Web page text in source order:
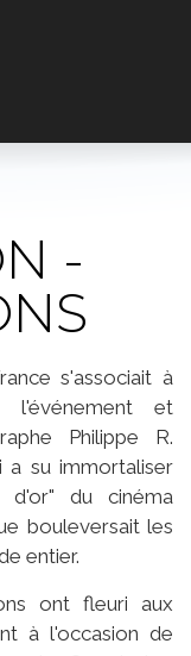
-
s'associait à
l'événement et
Philippe R.
a su immortaliser
d'or" du cinéma
bouleversait les
entier.
ont fleuri aux
à l'occasion de